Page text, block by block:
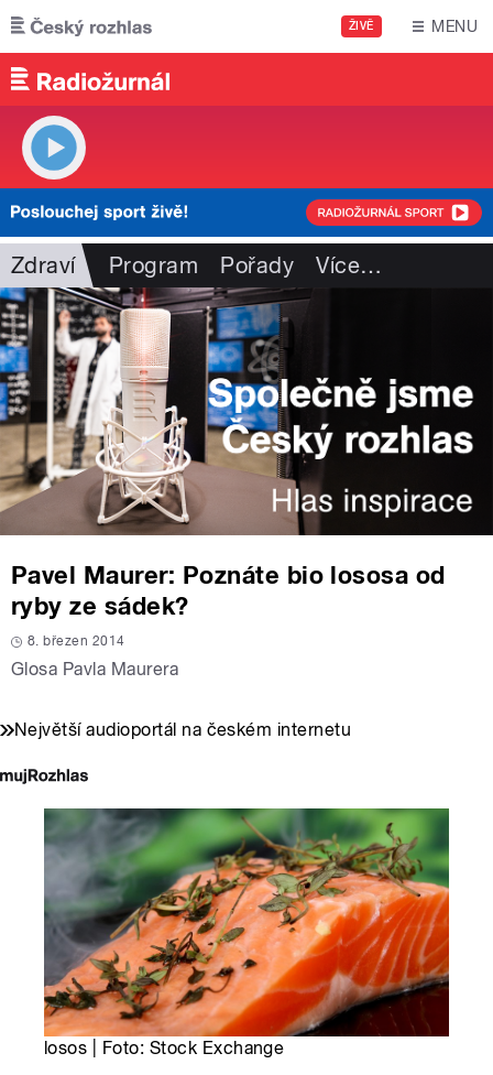
Přejít k hlavnímu obsahu
ŽIVĚ MENU
Zdraví Program Pořady Více…
Pavel Maurer: Poznáte bio lososa od
ryby ze sádek?
8. březen 2014
Glosa Pavla Maurera
Největší audioportál na českém internetu
losos | Foto: Stock Exchange